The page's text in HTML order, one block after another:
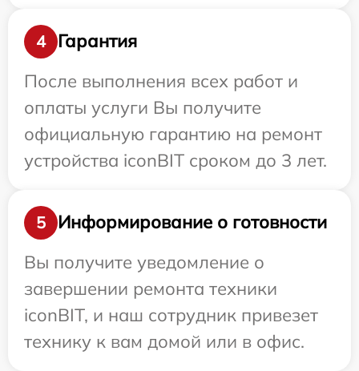
4
Гарантия
После выполнения всех работ и
оплаты услуги Вы получите
официальную гарантию на ремонт
устройства iconBIT сроком до 3 лет.
5
Информирование о готовности
Вы получите уведомление о
завершении ремонта техники
iconBIT, и наш сотрудник привезет
технику к вам домой или в офис.